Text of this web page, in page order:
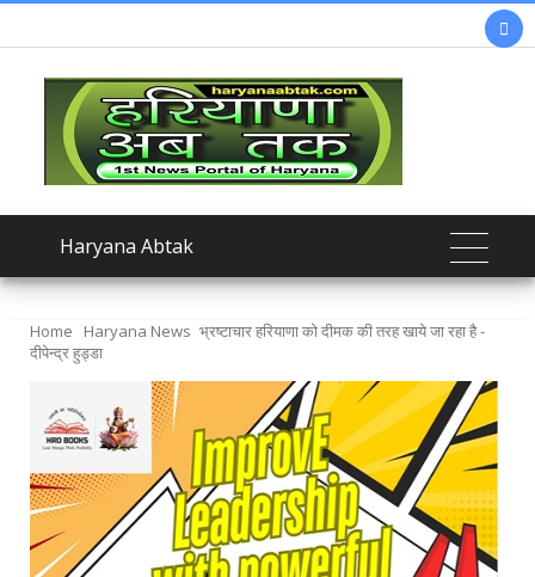

Haryana Abtak
Home Haryana News भ्रष्टाचार हरियाणा को दीमक की तरह खाये जा रहा है -
दीपेन्द्र हुड्डा